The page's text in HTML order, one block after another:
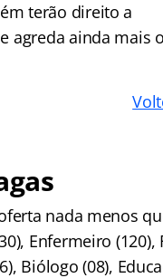
terão direito a
agreda ainda mais
nada menos
Enfermeiro (120),
Biólogo (08),